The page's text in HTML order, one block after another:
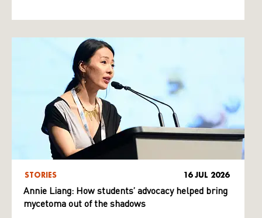
STORIES 16 JUL 2026
Annie Liang: How students’ advocacy helped bring
mycetoma out of the shadows